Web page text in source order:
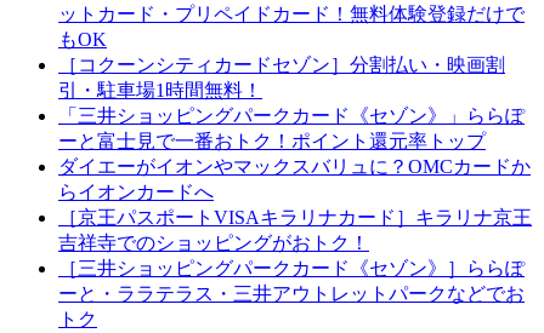
ットカード・プリペイドカード！無料体験登録だけで
もOK
［コクーンシティカードセゾン］分割払い・映画割
引・駐車場1時間無料！
「三井ショッピングパークカード《セゾン》」ららぽ
ーと富士見で一番おトク！ポイント還元率トップ
ダイエーがイオンやマックスバリュに？OMCカードか
らイオンカードへ
［京王パスポートVISAキラリナカード］キラリナ京王
吉祥寺でのショッピングがおトク！
［三井ショッピングパークカード《セゾン》］ららぽ
ーと・ララテラス・三井アウトレットパークなどでお
トク